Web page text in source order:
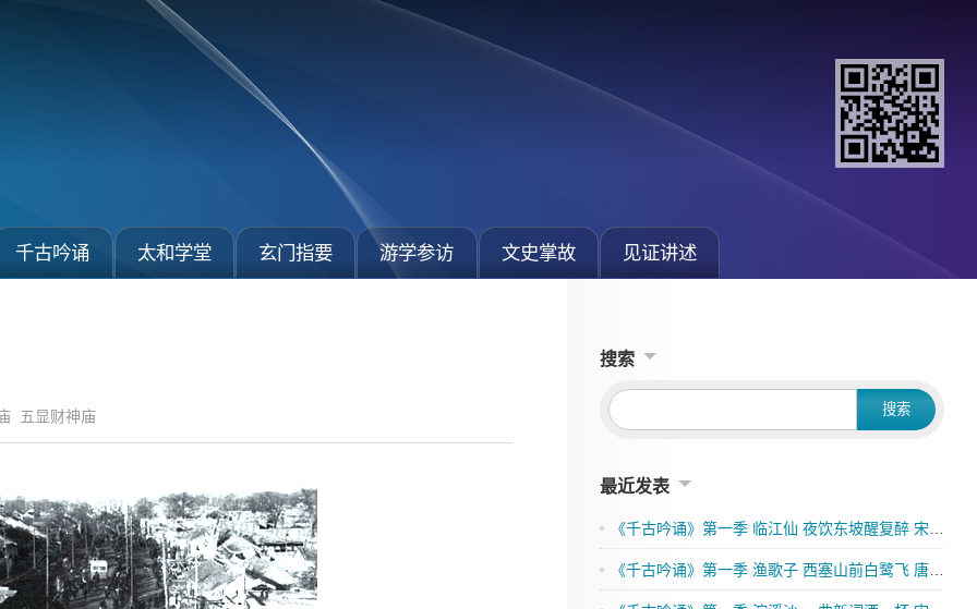
千古吟诵 太和学堂 玄门指要 游学参访 文史掌故 见证讲述
五显财神庙
搜索
最近发表
《千古吟诵》第一季 临江仙 夜饮东坡醒复醉 宋 苏轼
《千古吟诵》第一季 渔歌子 西塞山前白鹭飞 唐 张志和